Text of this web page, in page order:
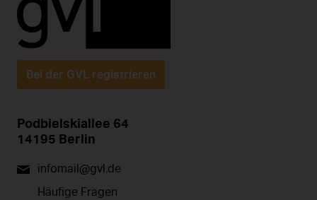
Bei der GVL registrieren
Podbielskiallee 64
14195 Berlin
infomail@gvl.de
Häufige Fragen